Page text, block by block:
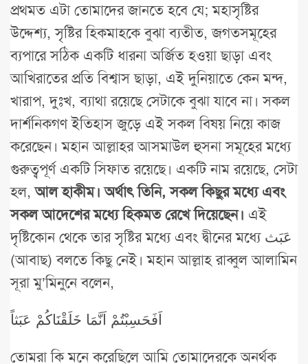
প্রথমত এটা তোমাদের জানতে হবে যে; মহাসৃষ্টির
উদ্দেশ্য, সৃষ্টির হিকমাহকে বুঝা ব্যতীত, জগতসমূহের
ব্যপারে সঠিক একটি ধারনা অর্জিত হওয়া ছাড়া এবং
আখিরাতের প্রতি বিশ্বাস ছাড়া, এই দুনিয়াতে কেন মন্দ,
খারাপ, দুঃখ, ব্যাথা রয়েছে সেটাকে বুঝা যাবে না। সকল
দার্শনিকগণ ইতিহাস জুড়ে এই সকল বিষয় নিয়ে কাজ
করেছেন। মহান আল্লাহর আসমাউল হুসনা সমূহের মধ্যে
গুরুত্বপূর্ণ একটি সিফাত রয়েছে। একটি নাম রয়েছে, সেটা
হল,আল হাকীম। অর্থাৎ তিনি, সকল কিছুর মধ্যে এবং
সকল আদেশের মধ্যে হিকমত রেখে দিয়েছেন। এই
দৃষ্টিকোন থেকে তার সৃষ্টির মধ্যে এবং দ্বীনের মধ্যে عَبَث
(আবাছ) বলতে কিছু নেই। মহান আল্লাহ রাব্বুল আলামিন
সূরা মু’মিনুনে বলেন,
اَفَحَسِبْتُمْ اَنَّمَا خَلَقْنَاكُمْ عَبَثاً
তোমরা কি মনে করেছিলে আমি তোমাদেরকে অনর্থক